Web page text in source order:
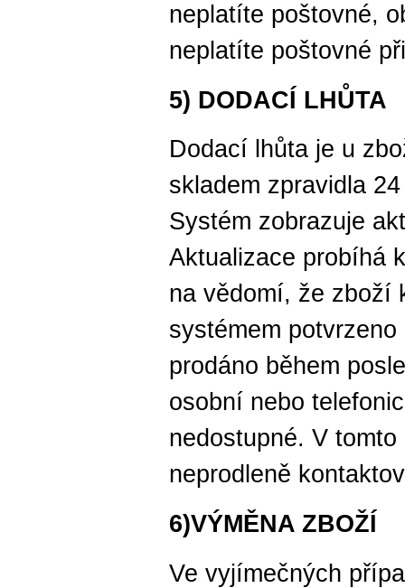
neplatíte poštovné,
neplatíte poštovné
5) DODACÍ LHŮTA
Dodací lhůta je u
skladem zpravidla
Systém zobrazuje
Aktualizace probíhá
na vědomí, že zboží
systémem
prodáno během
osobní nebo
nedostupné. V
neprodleně
6)VÝMĚNA ZBOŽÍ
Ve vyjímečných